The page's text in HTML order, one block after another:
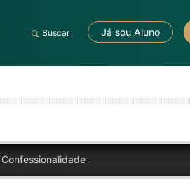
Buscar Já sou Aluno
Confessionalidade